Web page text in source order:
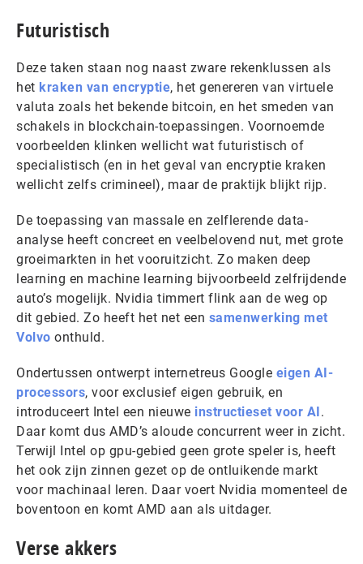
Futuristisch
Deze taken staan nog naast zware rekenklussen als
het kraken van encryptie, het genereren van virtuele
valuta zoals het bekende bitcoin, en het smeden van
schakels in blockchain-toepassingen. Voornoemde
voorbeelden klinken wellicht wat futuristisch of
specialistisch (en in het geval van encryptie kraken
wellicht zelfs crimineel), maar de praktijk blijkt rijp.
De toepassing van massale en zelflerende data-
analyse heeft concreet en veelbelovend nut, met grote
groeimarkten in het vooruitzicht. Zo maken deep
learning en machine learning bijvoorbeeld zelfrijdende
auto’s mogelijk. Nvidia timmert flink aan de weg op
dit gebied. Zo heeft het net een samenwerking met
Volvo onthuld.
Ondertussen ontwerpt internetreus Google eigen AI-
processors, voor exclusief eigen gebruik, en
introduceert Intel een nieuwe instructieset voor AI.
Daar komt dus AMD’s aloude concurrent weer in zicht.
Terwijl Intel op gpu-gebied geen grote speler is, heeft
het ook zijn zinnen gezet op de ontluikende markt
voor machinaal leren. Daar voert Nvidia momenteel de
boventoon en komt AMD aan als uitdager.
Verse akkers